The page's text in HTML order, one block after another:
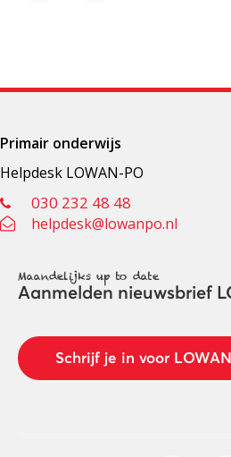
Primair onderwijs
Helpdesk LOWAN-PO
030 232 48 48
helpdesk@lowanpo.nl
Maandelijks up to date
Aanmelden nieuwsbrief
Schrijf je in voor